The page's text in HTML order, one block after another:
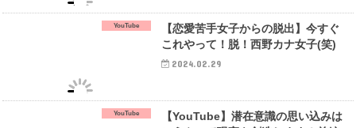
YouTube
【恋愛苦手女子からの脱出】今すぐ
これやって！脱！西野カナ女子(笑)
2024.02.29
YouTube
【YouTube】潜在意識の思い込みは